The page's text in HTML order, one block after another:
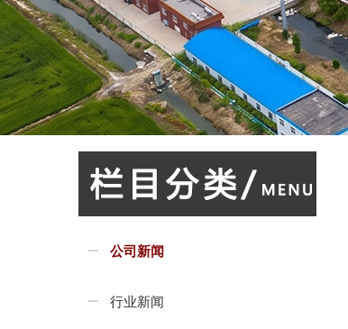
公司新闻
行业新闻